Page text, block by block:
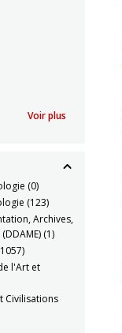
Voir plus
(0)
(123)
Archives,
(1)
l'Art et
Civilisations